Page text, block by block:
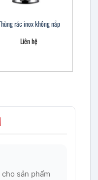
rác inox không nắp
Liên hệ
sản phẩm